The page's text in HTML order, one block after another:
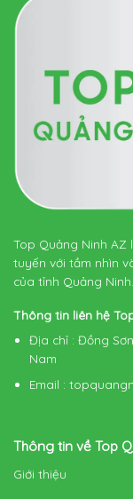
Top Quảng Ninh
tuyến với tầm nhìn
của tỉnh Quảng Ninh.
Thông tin liên hệ
Địa chỉ : Đồng
Nam
Email :
Thông tin về Top
Giới thiệu